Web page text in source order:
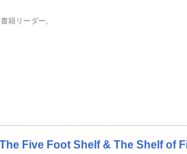
籍リーダー,
Five Foot Shelf & The Shelf of